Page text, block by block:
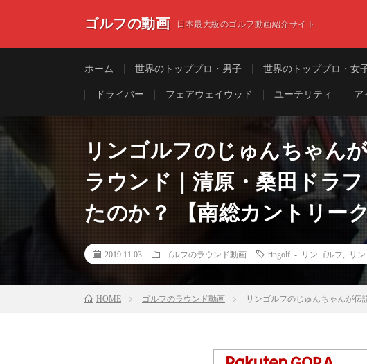
ゴルフの動画 日本最大級のゴルフ動画紹介サイト
ホーム 世界のトッププロ・男子 世界のトッププロ・女
ドライバー フェアウェイウッド ユーテリティ ア
リンゴルフのじゅんちゃん
ラウンド｜清原・桑田ドラ
たのか？ 【南総カントリー
2019.11.03 ゴルフのラウンド動画 ringolf - リンゴルフ リ
HOME ゴルフのラウンド動画 リンゴルフのじゅんちゃんが